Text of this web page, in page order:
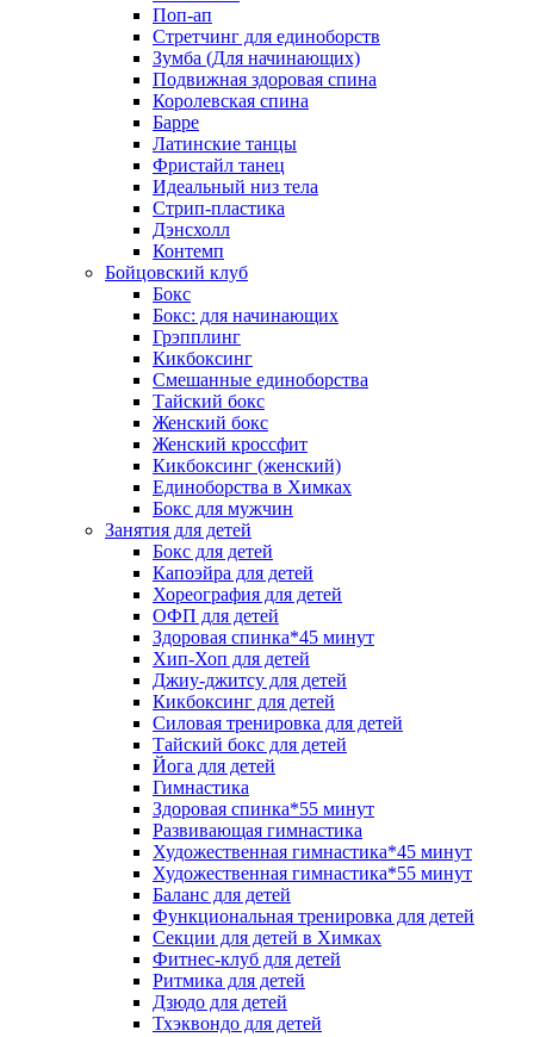
Поп-ап
Стретчинг для единоборств
Зумба (Для начинающих)
Подвижная здоровая спина
Королевская спина
Барре
Латинские танцы
Фристайл танец
Идеальный низ тела
Стрип-пластика
Дэнсхолл
Контемп
Бойцовский клуб
Бокс
Бокс: для начинающих
Грэпплинг
Кикбоксинг
Смешанные единоборства
Тайский бокс
Женский бокс
Женский кроссфит
Кикбоксинг (женский)
Единоборства в Химках
Бокс для мужчин
Занятия для детей
Бокс для детей
Капоэйра для детей
Хореография для детей
ОФП для детей
Здоровая спинка*45 минут
Хип-Хоп для детей
Джиу-джитсу для детей
Кикбоксинг для детей
Силовая тренировка для детей
Тайский бокс для детей
Йога для детей
Гимнастика
Здоровая спинка*55 минут
Развивающая гимнастика
Художественная гимнастика*45 минут
Художественная гимнастика*55 минут
Баланс для детей
Функциональная тренировка для детей
Секции для детей в Химках
Фитнес-клуб для детей
Ритмика для детей
Дзюдо для детей
Тхэквондо для детей